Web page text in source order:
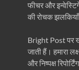
फीचर और
की रोचक
Bright Post पर
जाती हैं। हमारा
और निष्पक्ष